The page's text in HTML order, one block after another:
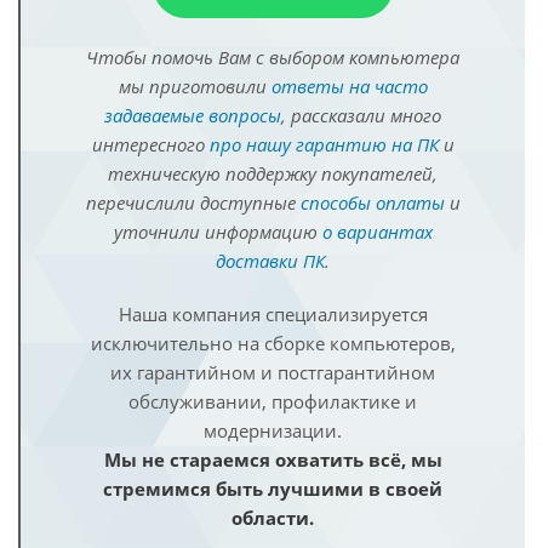
Чтобы помочь Вам с выбором компьютера
мы приготовили ответы на часто
задаваемые вопросы, рассказали много
интересного про нашу гарантию на ПКи
техническую поддержку покупателей,
перечислили доступные способы оплатыи
уточнили информацию о вариантах
доставки ПК.
Наша компания специализируется
исключительно на сборке компьютеров,
их гарантийном и постгарантийном
обслуживании, профилактике и
модернизации.
Мы не стараемся охватить всё, мы
стремимся быть лучшими в своей
области.